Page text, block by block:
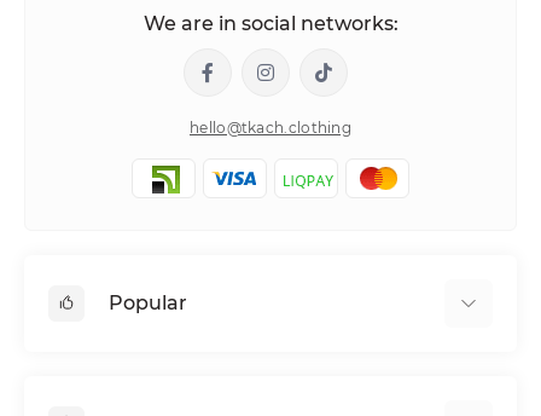
We are in social networks:
hello@tkach.clothing
Popular